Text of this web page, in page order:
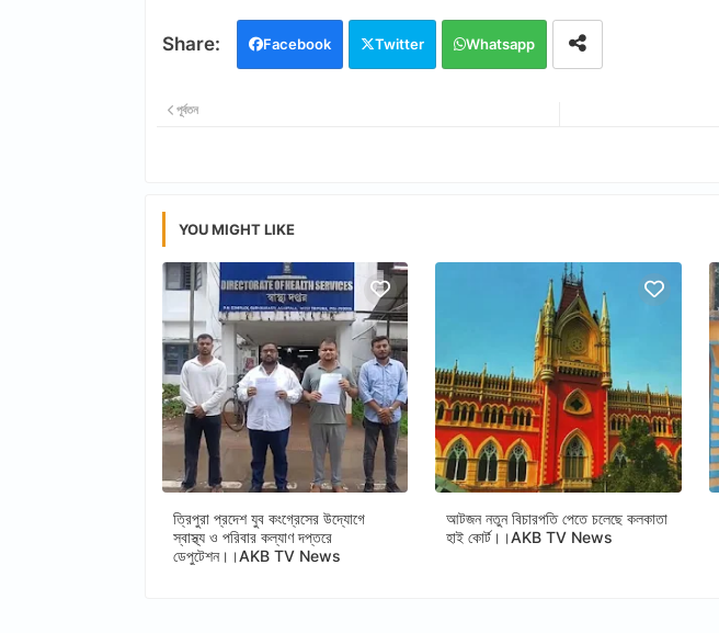
Facebook Twitter Whatsapp
পূর্বতন
YOU MIGHT LIKE
ত্রিপুরা প্রদেশ যুব কংগ্রেসের উদ্যোগে
স্বাস্থ্য ও পরিবার কল্যাণ দপ্তরে
ডেপুটেশন।।AKB TV News
আটজন নতুন বিচারপতি পেতে চলেছে কলকাতা
হাই কোর্ট।।AKB TV News